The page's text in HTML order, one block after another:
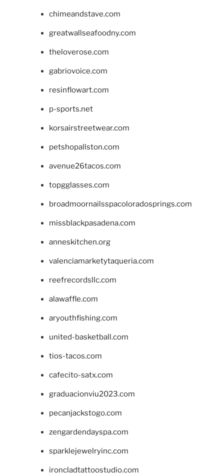
chimeandstave.com
greatwallseafoodny.com
theloverose.com
gabriovoice.com
resinflowart.com
p-sports.net
korsairstreetwear.com
petshopallston.com
avenue26tacos.com
topgglasses.com
broadmoornailsspacoloradosprings.com
missblackpasadena.com
anneskitchen.org
valenciamarketytaqueria.com
reefrecordsllc.com
alawaffle.com
aryouthfishing.com
united-basketball.com
tios-tacos.com
cafecito-satx.com
graduacionviu2023.com
pecanjackstogo.com
zengardendayspa.com
sparklejewelryinc.com
ironcladtattoostudio.com